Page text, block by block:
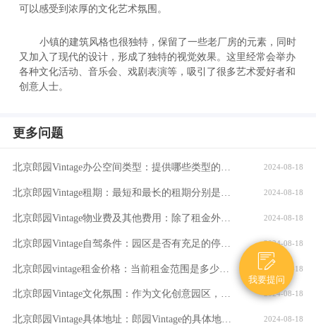
可以感受到浓厚的文化艺术氛围。
小镇的建筑风格也很独特，保留了一些老厂房的元素，同时
又加入了现代的设计，形成了独特的视觉效果。这里经常会举办
各种文化活动、音乐会、戏剧表演等，吸引了很多艺术爱好者和
创意人士。
更多问题
北京郎园Vintage办公空间类型：提供哪些类型的办公空间（如平层、独栋、共享办公等）？ 2024-08-18
2024-08-18
北京郎园Vintage物业费及其他费用：除了租金外，还需要支付哪些额外费用（如物业费、水电费等）？ 2024-08-18
北京郎园Vintage自驾条件：园区是否有充足的停车位？周边道路拥堵情况如何？ 2024-08-18
北京郎园vintage租金价格：当前租金范围是多少？是否有不同楼层或面积的租金差异？ 2024-08-18
北京郎园Vintage文化氛围：作为文化创意园区，郎园Vintage有哪些独特的文化氛围或活动？ 2024-08-18
北京郎园Vintage具体地址：郎园Vintage的具体地址是什么？周边环境：该区域有哪些商业配套设施（如购物中心、餐厅、银行等）？ 2024-08-18

我要提问